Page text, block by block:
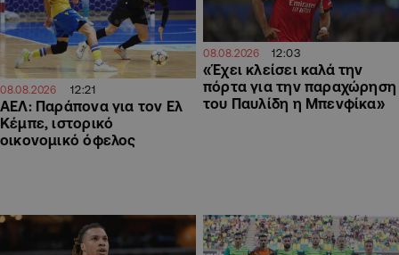
08.08.2026 12:21
ΑΕΛ: Παράπονα για τον Ελ
Κέμπε, ιστορικό
οικονομικό όφελος
08.08.2026 12:03
«Έχει κλείσει καλά την
πόρτα για την παραχώρηση
του Παυλίδη η Μπενφίκα»